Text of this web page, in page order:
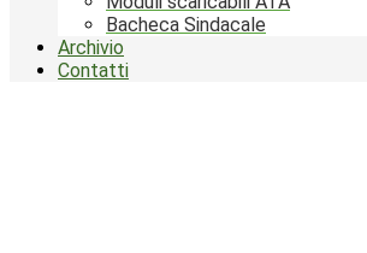
Bacheca Sindacale
Archivio
Contatti